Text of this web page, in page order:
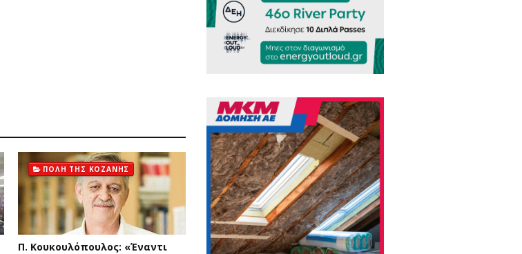
ΠΟΛΗ ΤΗΣ ΚΟΖΑΝΗΣ
Π. Κουκουλόπουλος: «Έναντι